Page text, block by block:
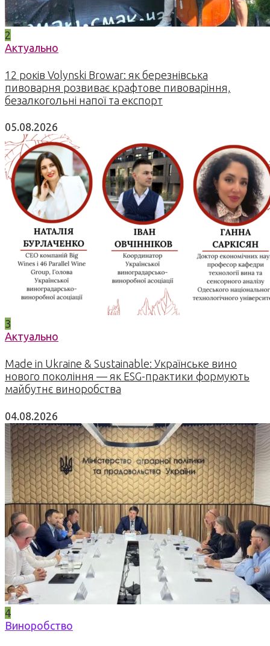
2
Актуально
12 років Volynski Browar: як березнівська
пивоварня розвиває крафтове пивоваріння,
безалкогольні напої та експорт
05.08.2026
3
Актуально
Made in Ukraine & Sustainable: Українське вино
нового покоління — як ESG-практики формують
майбутнє виноробства
04.08.2026
4
Виноробство